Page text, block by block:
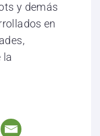
y demás
en
la